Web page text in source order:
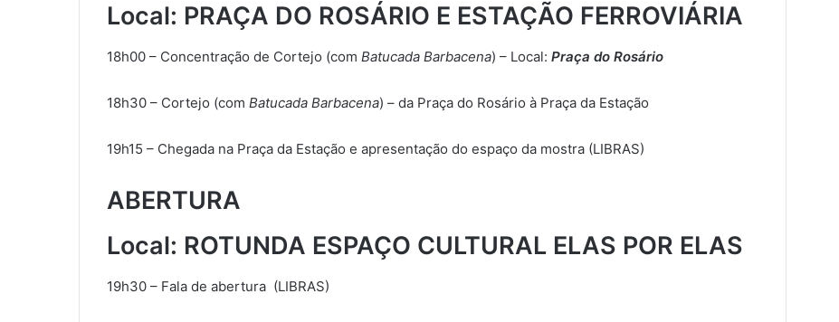
Local: PRAÇA DO ROSÁRIO E ESTAÇÃO FERROVIÁRIA
18h00 – Concentração de Cortejo (com Batucada Barbacena) – Local: Praça do Rosário
18h30 – Cortejo (com Batucada Barbacena) – da Praça do Rosário à Praça da Estação
19h15 – Chegada na Praça da Estação e apresentação do espaço da mostra (LIBRAS)
ABERTURA
Local: ROTUNDA ESPAÇO CULTURAL ELAS POR ELAS
19h30 – Fala de abertura (LIBRAS)